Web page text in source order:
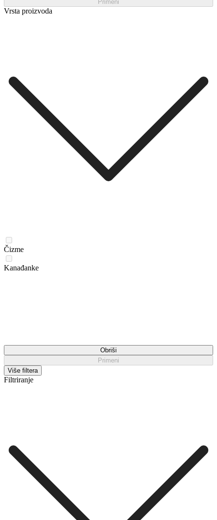
Primeni
Vrsta proizvoda
Čizme
Kanađanke
Obriši
Primeni
Više filtera
Filtriranje